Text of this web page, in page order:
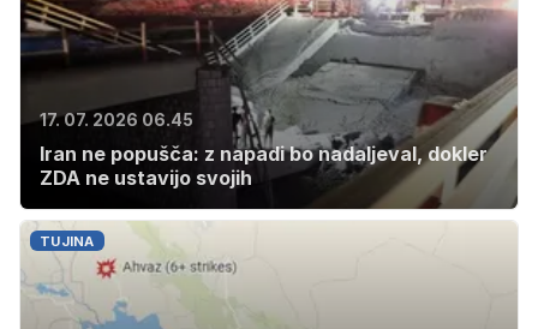
17. 07. 2026 06.45
Iran ne popušča: z napadi bo nadaljeval, dokler
ZDA ne ustavijo svojih
TUJINA